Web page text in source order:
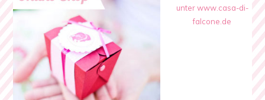
unter www.casa-di-
falcone.de